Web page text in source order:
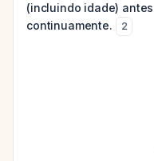
(incluindo idade)
continuamente.
2